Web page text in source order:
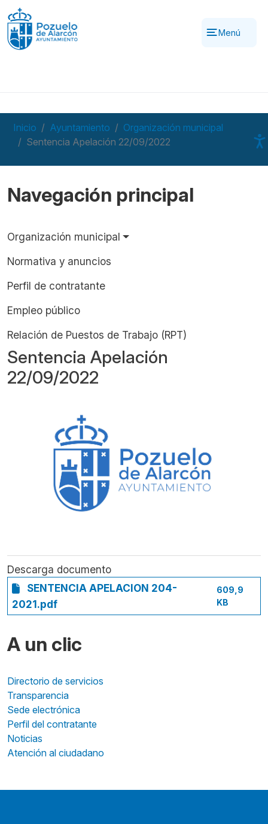
Pasar al contenido principal
Menú
Inicio Ayuntamiento
Organización municipal
Sentencia Apelación 22/09/2022
Navegación principal
Organización municipal
Normativa y anuncios
Perfil de contratante
Empleo público
Relación de Puestos de Trabajo (RPT)
Sentencia Apelación
22/09/2022
Descarga documento
SENTENCIA APELACION 204-
2021.pdf
609,9
KB
A un clic
Directorio de servicios
Transparencia
Sede electrónica
Perfil del contratante
Noticias
Atención al ciudadano